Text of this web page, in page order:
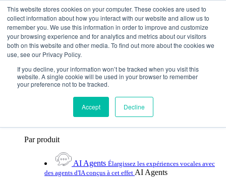
This website stores cookies on your computer. These cookies are used to
collect information about how you interact with our website and allow us to
remember you. We use this information in order to improve and customize
your browsing experience and for analytics and metrics about our visitors
both on this website and other media. To find out more about the cookies we
use, see our Privacy Policy.
If you decline, your information won’t be tracked when you visit this
website. A single cookie will be used in your browser to remember
your preference not to be tracked.
Accept Decline
Skip To Content
Toggle Navigation
Plateformes et produits
Plateformes et produits
Par UX Platform
vocale automobile avec l'IA hybride agentic
Cerence Assistant
Profitez de l'assistance vocale
Par produit
AI Agents Élargissez les expériences vocales avec
des agents d'IA conçus à cet effet AI Agents